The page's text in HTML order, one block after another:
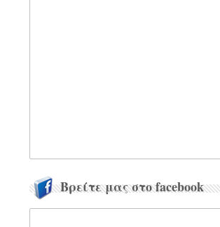
Βρείτε μας στο facebook